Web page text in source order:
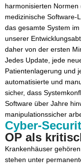
harmonisierten
medizinische Software-
das gesamte System
unserer
daher von der ersten
Jedes Update, jede
Patientenlagerung und
automatisierte und
sicher, dass
Software über Jahre
manipulationssicher
Cyber-
OP als
Krankenhäuser
stehen unter